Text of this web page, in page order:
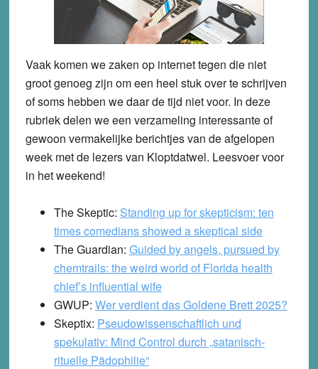
Vaak komen we zaken op internet tegen die niet
groot genoeg zijn om een heel stuk over te schrijven
of soms hebben we daar de tijd niet voor. In deze
rubriek delen we een verzameling interessante of
gewoon vermakelijke berichtjes van de afgelopen
week met de lezers van Kloptdatwel. Leesvoer voor
in het weekend!
The Skeptic: Standing up for skepticism: ten
times comedians showed a skeptical side
The Guardian: Guided by angels, pursued by
chemtrails: the weird world of Florida health
chief’s influential wife
GWUP: Wer verdient das Goldene Brett 2025?
Skeptix: Pseudowissenschaftlich und
spekulativ: Mind Control durch „satanisch-
rituelle Pädophilie“